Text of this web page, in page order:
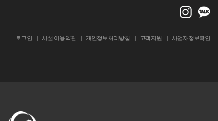
로그인 시설 이용약관 개인정보처리방침 고객지원 사업자정보확인